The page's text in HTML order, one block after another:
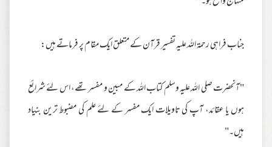
جناب فراہی رحمۃ اللہ علیہ تفسیر قرآن کے متعلق ایک مقام پر فرماتے ہیں:
"آنحضرت صلی اللہ علیہ وسلم کتاب اللہ کے مبین و مفسر تھے، اس لئے شرائع
ہوں یا عقائد، آپ کی تاویلات ایک مفسر کے لئے علم کی مضبوط ترین بنیاد
ہیں۔"